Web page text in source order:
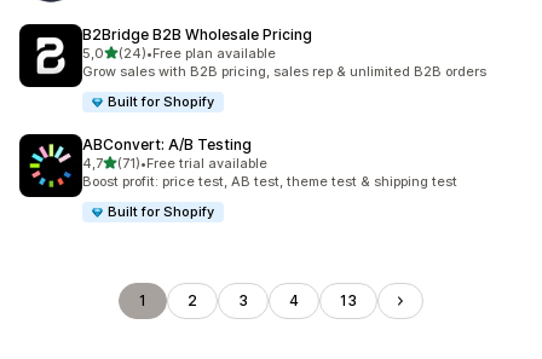
B2Bridge B2B Wholesale Pricing
5,0/ 5 tähteä
(24)
24 arvostelua yhteensä
•Free plan available
Grow sales with B2B pricing, sales rep & unlimited B2B orders
Built for Shopify
ABConvert: A/B Testing
4,7/ 5 tähteä
(71)
71 arvostelua yhteensä
•Free trial available
Boost profit: price test, AB test, theme test & shipping test
Built for Shopify
1 2 3 4 13